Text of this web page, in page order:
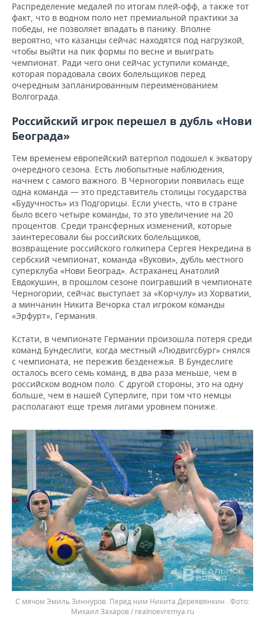
Распределение медалей по итогам плей-офф, а также тот
факт, что в водном поло нет премиальной практики за
победы, не позволяет впадать в панику. Вполне
вероятно, что казанцы сейчас находятся под нагрузкой,
чтобы выйти на пик формы по весне и выиграть
чемпионат. Ради чего они сейчас уступили команде,
которая порадовала своих болельщиков перед
очередным запланированным переименованием
Волгограда.
Российский игрок перешел в дубль «Нови
Београда»
Тем временем европейский ватерпол подошел к экватору
очередного сезона. Есть любопытные наблюдения,
начнем с самого важного. В Черногории появилась еще
одна команда — это представитель столицы государства
«Будучность» из Подгорицы. Если учесть, что в стране
было всего четыре команды, то это увеличение на 20
процентов. Среди трансферных изменений, которые
заинтересовали бы российских болельщиков,
возвращение российского голкипера Сергея Некредина в
сербский чемпионат, команда «Вукови», дубль местного
суперклуба «Нови Београд». Астраханец Анатолий
Евдокушин, в прошлом сезоне поигравший в чемпионате
Черногории, сейчас выступает за «Корчулу» из Хорватии,
а минчанин Никита Вечорка стал игроком команды
«Эрфурт», Германия.
Кстати, в чемпионате Германии произошла потеря среди
команд Бундеслиги, когда местный «Людвигсбург» снялся
с чемпионата, не пережив безденежья. В Бундеслиге
осталось всего семь команд, в два раза меньше, чем в
российском водном поло. С другой стороны, это на одну
больше, чем в нашей Суперлиге, при том что немцы
располагают еще тремя лигами уровнем пониже.
С мячом Эмиль Зиннуров. Перед ним Никита Дереявянкин .
Михаил Захаров / realnoevremya.ru